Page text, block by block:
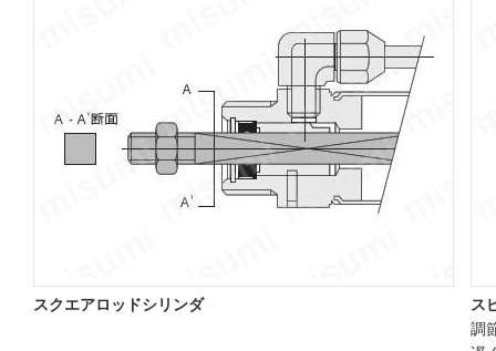
スクエアロッドシリンダ
ス
調